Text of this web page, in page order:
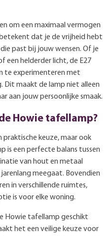
om een maximaal vermogen
dat je de vrijheid hebt
past bij jouw wensen. Of je
een helderder licht, de E27
te experimenteren met
Dit maakt de lamp niet alleen
aan jouw persoonlijke smaak.
Howie tafellamp?
praktische keuze, maar ook
is een perfecte balans tussen
van hout en metaal
meegaat. Bovendien
in verschillende ruimtes,
is voor elke woning.
Howie tafellamp geschikt
het een veilige keuze voor